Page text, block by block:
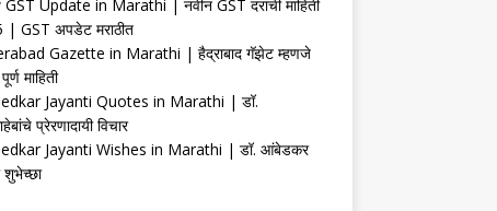
Update in Marathi | नवीन GST दरांची माहिती
| GST अपडेट मराठीत
Gazette in Marathi | हैद्राबाद गॅझेट म्हणजे
माहिती
Jayanti Quotes in Marathi | डॉ.
प्रेरणादायी विचार
Jayanti Wishes in Marathi | डॉ. आंबेडकर